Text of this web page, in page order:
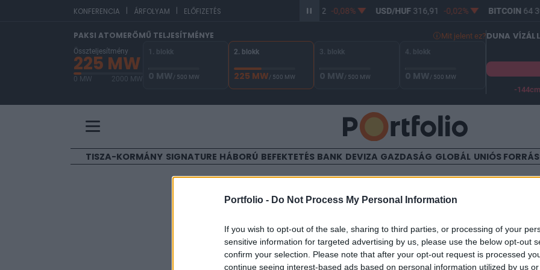
Portfolio - Do Not Process My Personal Information
If you wish to opt-out of the sale, sharing to third parties, or processing of your
sensitive information for targeted advertising by us, please use the below opt-out
confirm your selection. Please note that after your opt-out request is processed
continue seeing interest-based ads based on personal information utilized by us
KONFERENCIA | ÁRFOLYAM | ELŐFIZETÉS 365,12 -0,08% USD/HUF 316,91 -0,02% BITCOIN64
PAKSI ATOMERŐMŰ TELJESÍTMÉNYE Mit jelent ez?
Összteljesítmény
225 MW
0 MW 2000 MW
1. blokk
0 MW/ 500 MW
2. blokk
225 MW/ 500 MW
3. blokk
0 MW/ 500 MW
4. blokk
0 MW/ 500 MW
DUNA
-144cm
TISZA-KORMÁNY SIGNATURE HÁBORÚ BEFEKTETÉS BANK DEVIZA GAZDASÁG GLOBÁL UNIÓS
2024. május 14. 17:24